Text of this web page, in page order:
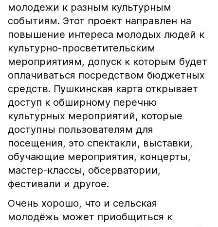
молодежи к разным культурным
событиям. Этот проект направлен на
повышение интереса молодых людей к
культурно-просветительским
мероприятиям, допуск к которым будет
оплачиваться посредством бюджетных
средств. Пушкинская карта открывает
доступ к обширному перечню
культурных мероприятий, которые
доступны пользователям для
посещения, это спектакли, выставки,
обучающие мероприятия, концерты,
мастер-классы, обсерватории,
фестивали и другое.
Очень хорошо, что и сельская
молодёжь может приобщиться к